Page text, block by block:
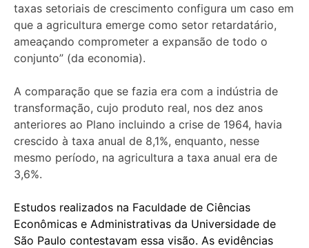
taxas setoriais de crescimento configura um caso em
que a agricultura emerge como setor retardatário,
ameaçando comprometer a expansão de todo o
conjunto” (da economia).
A comparação que se fazia era com a indústria de
transformação, cujo produto real, nos dez anos
anteriores ao Plano incluindo a crise de 1964, havia
crescido à taxa anual de 8,1%, enquanto, nesse
mesmo período, na agricultura a taxa anual era de
3,6%.
Estudos realizados na Faculdade de Ciências
Econômicas e Administrativas da Universidade de
São Paulo contestavam essa visão. As evidências